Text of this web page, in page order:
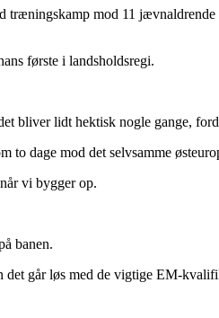
træningskamp mod 11
første i landsholdsregi.
bliver lidt hektisk nogle gange,
to dage mod det selvsamme
vi bygger op.
banen.
går løs med de vigtige EM-